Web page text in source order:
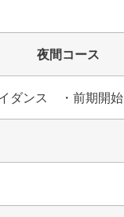
夜間コース
ダンス ・前期開始